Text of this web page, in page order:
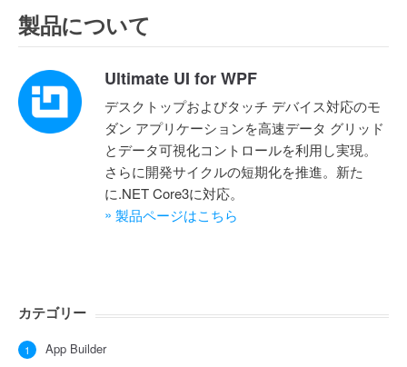
製品について
Ultimate UI for WPF
デスクトップおよびタッチ デバイス対応のモ
ダン アプリケーションを高速データ グリッド
とデータ可視化コントロールを利用し実現。
さらに開発サイクルの短期化を推進。新た
に.NET Core3に対応。
» 製品ページはこちら
カテゴリー
App Builder
1